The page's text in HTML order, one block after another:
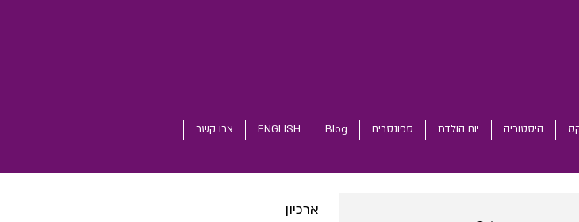
היסטוריה יום הולדת ספונסרים Blog
ENGLISH צרו קשר
ארכיון